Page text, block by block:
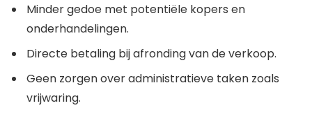
Minder gedoe met potentiële kopers en
onderhandelingen.
Directe betaling bij afronding van de verkoop.
Geen zorgen over administratieve taken zoals
vrijwaring.